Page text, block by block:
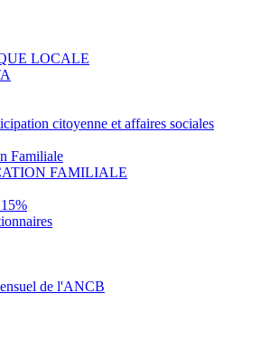
LOCALE
citoyenne et affaires sociales
Familiale
FAMILIALE
de l'ANCB